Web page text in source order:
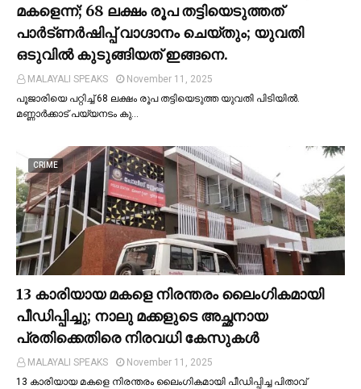
മകളെന്ന്; 68 ലക്ഷം രൂപ തട്ടിയെടുത്തത്
പാര്‍ട്ണര്‍ഷിപ്പ് വാഗ്ദാനം ചെയ്തും; യുവതി
ഒടുവില്‍ കുടുങ്ങിയത് ഇങ്ങനെ.
MALAYALI SPEAKS
November 11, 2025
പൂജാരിയെ പറ്റിച്ച്‌ 68 ലക്ഷം രൂപ തട്ടിയെടുത്ത യുവതി പിടിയില്‍.
മണ്ണാർക്കാട് പയ്യനടം കു…
CRIME
13 കാരിയായ മകളെ നിരന്തരം ലൈംഗികമായി
പീഡിപ്പിച്ചു; നാലു മക്കളുടെ അച്ഛനായ
പ്രതിക്കെതിരെ നിരവധി കേസുകള്‍
MALAYALI SPEAKS
November 11, 2025
13 കാരിയായ മകളെ നിരന്തരം ലൈംഗികമായി പീഡിപ്പിച്ച പിതാവ്